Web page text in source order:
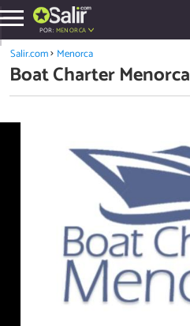
POR: MENORCA
Salir.com Menorca
Boat Charter Menorca